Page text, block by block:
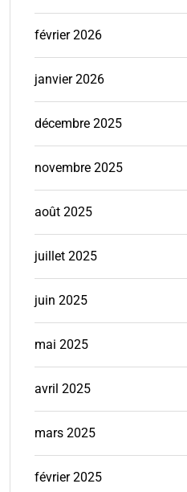
février 2026
janvier 2026
décembre 2025
novembre 2025
août 2025
juillet 2025
juin 2025
mai 2025
avril 2025
mars 2025
février 2025